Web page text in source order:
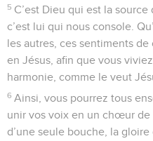
5 C’est Dieu qui est la
c’est lui qui nous console.
les autres, ces sentiments
en Jésus, afin que vous
harmonie, comme le veut
6 Ainsi, vous pourrez tous
unir vos voix en un chœur
d’une seule bouche, la gloire